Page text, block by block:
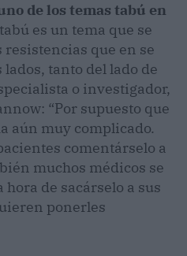
de los temas tabú en
es un tema que se
que en se
tanto del lado de
o investigador,
“Por supuesto que
aún muy complicado.
comentárselo a
muchos médicos se
de sacárselo a sus
ponerles